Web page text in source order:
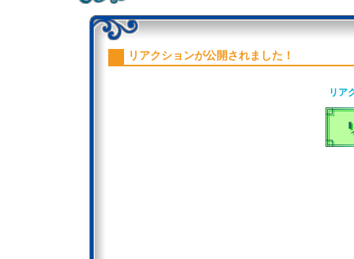
リアクションが公開されました！
リア